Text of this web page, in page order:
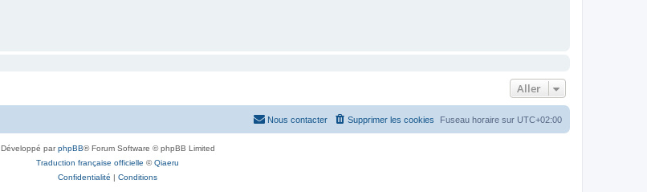
Aller
Fuseau horaire sur UTC+02:00
Supprimer les cookies
Nous contacter
Développé parphpBB® Forum Software © phpBB Limited
Traduction française officielle ©Qiaeru
Confidentialité | Conditions